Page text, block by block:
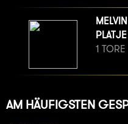
MELVIN
PLATJE
1 TORE
AM HÄUFIGSTEN